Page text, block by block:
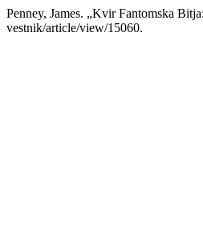
Penney, James. „Kvir Fantomska
vestnik/article/view/15060.